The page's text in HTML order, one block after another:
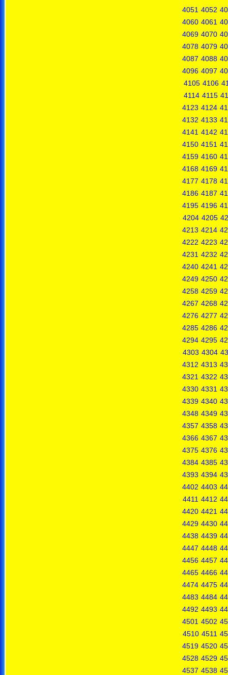
4051 4052
4060 4061
4069 4070
4078 4079
4087 4088
4096 4097
4105 4106
4114 4115
4123 4124
4132 4133
4141 4142
4150 4151
4159 4160
4168 4169
4177 4178
4186 4187
4195 4196
4204 4205
4213 4214
4222 4223
4231 4232
4240 4241
4249 4250
4258 4259
4267 4268
4276 4277
4285 4286
4294 4295
4303 4304
4312 4313
4321 4322
4330 4331
4339 4340
4348 4349
4357 4358
4366 4367
4375 4376
4384 4385
4393 4394
4402 4403
4411 4412
4420 4421
4429 4430
4438 4439
4447 4448
4456 4457
4465 4466
4474 4475
4483 4484
4492 4493
4501 4502
4510 4511
4519 4520
4528 4529
4537 4538